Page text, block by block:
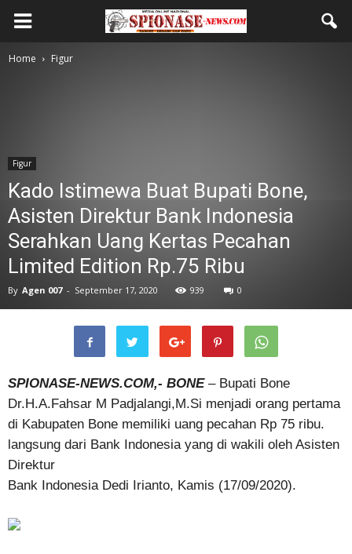
Home Figur
Figur
Kado Istimewa Buat Bupati Bone,
Asisten Direktur Bank Indonesia
Serahkan Uang Kertas Pecahan
Limited Edition Rp.75 Ribu
By Agen 007 - September 17, 2020 939 0
SPIONASE-NEWS.COM,- BONE– Bupati Bone
Dr.H.A.Fahsar M Padjalangi,M.Si menjadi orang pertama
di Kabupaten Bone memiliki uang pecahan Rp 75 ribu.
langsung dari Bank Indonesia yang di wakili oleh Asisten
Direktur
Bank Indonesia Dedi Irianto, Kamis (17/09/2020).